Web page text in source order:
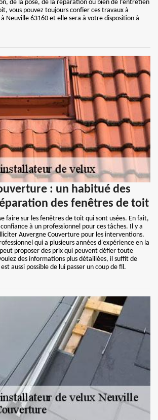
de la pose, de la réparation ou bien de l’entretien
vous pouvez toujours confier ces travaux à
Neuville 63160 et elle sera à votre disposition à
: un habitué des
des fenêtres de toit
faire sur les fenêtres de toit qui sont usées. En fait,
à un professionnel pour ces tâches. Il y a
Auvergne Couverture pour les interventions.
qui a plusieurs années d'expérience en la
proposer des prix qui peuvent défier toute
des informations plus détaillées, il suffit de
aussi possible de lui passer un coup de fil.